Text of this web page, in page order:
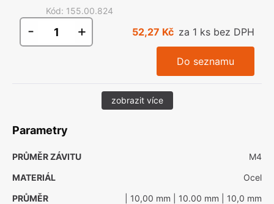
Kód: 155.00.824
- + 52,27 Kč za 1 ks bez DPH
Do seznamu
zobrazit více
Parametry
PRŮMĚR ZÁVITU
M4
MATERIÁL
Ocel
PRŮMĚR
| 10,00 mm | 10.00 mm | 10,0 mm